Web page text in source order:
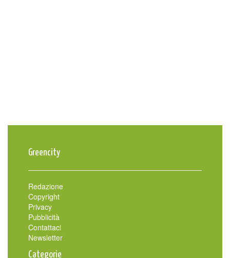
Greencity
Redazione
Copyright
Privacy
Pubblicità
Contattaci
Newsletter
Categorie